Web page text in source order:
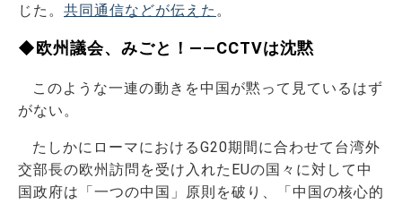
じた。 共同通信などが伝えた 。
◆欧州議会、みごと！――CCTVは沈黙
このような一連の動きを中国が黙って見ているはず
がない。
たしかにローマにおけるG20期間に合わせて台湾外
交部長の欧州訪問を受け入れたEUの国々に対して中
国政府は「一つの中国」原則を破り、「中国の核心的